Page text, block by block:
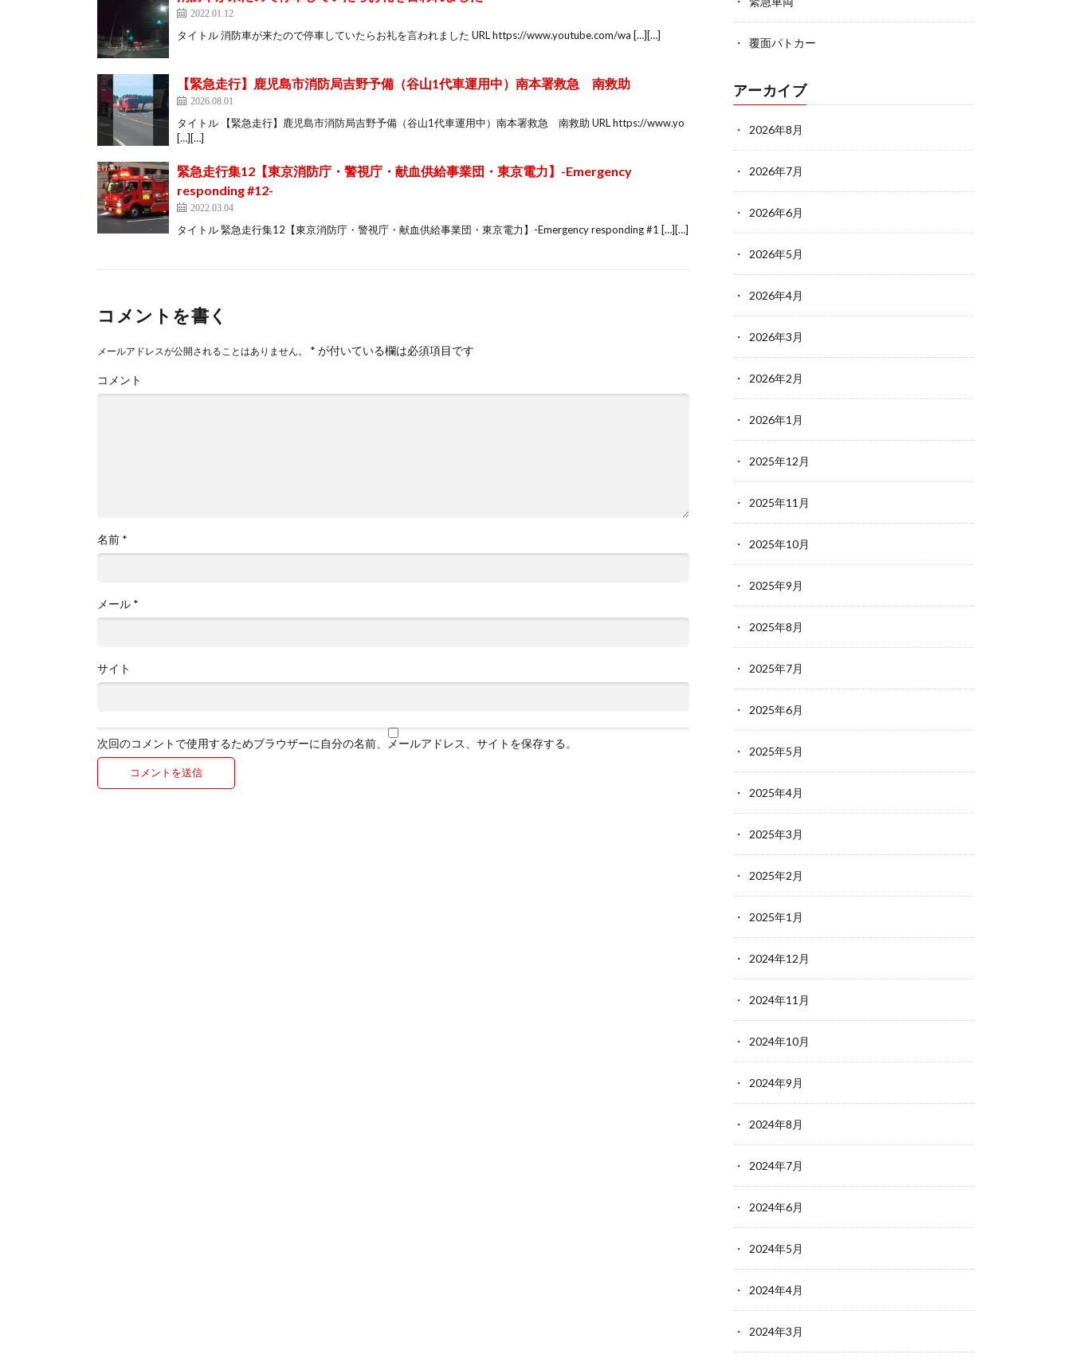
2022.01.12
タイトル 消防車が来たので停車していたらお礼を言われました URL https://www.youtube.com/wa […][…]
【緊急走行】鹿児島市消防局吉野予備（谷山1代車運用中）南本署救急 南救助
2026.08.01
タイトル 【緊急走行】鹿児島市消防局吉野予備（谷山1代車運用中）南本署救急 南救助 URL https://www.yo
[…][…]
緊急走行集12【東京消防庁・警視庁・献血供給事業団・東京電力】-Emergency
responding #12-
2022.03.04
タイトル 緊急走行集12【東京消防庁・警視庁・献血供給事業団・東京電力】-Emergency responding #1 […][…]
コメントを書く
メールアドレスが公開されることはありません。 * が付いている欄は必須項目です
コメント
名前 *
メール *
サイト
次回のコメントで使用するためブラウザーに自分の名前、メールアドレス、サイトを保存する。
覆面パトカー
アーカイブ
2026年8月
2026年7月
2026年6月
2026年5月
2026年4月
2026年3月
2026年2月
2026年1月
2025年12月
2025年11月
2025年10月
2025年9月
2025年8月
2025年7月
2025年6月
2025年5月
2025年4月
2025年3月
2025年2月
2025年1月
2024年12月
2024年11月
2024年10月
2024年9月
2024年8月
2024年7月
2024年6月
2024年5月
2024年4月
2024年3月